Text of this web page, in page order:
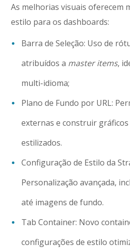
As melhorias visuais oferecem
estilo para os dashboards:
Barra de Seleção: Uso de
atribuídos a master items,
multi-idioma;
Plano de Fundo por URL:
externas e construir gráficos
estilizados.
Configuração de Estilo da
Personalização avançada,
até imagens de fundo.
Tab Container: Novo
configurações de estilo